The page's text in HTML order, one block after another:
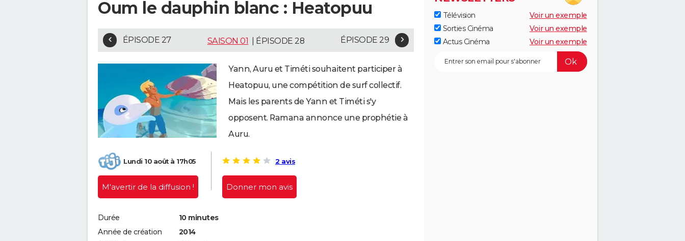
Oum le dauphin blanc : Heatopuu
ÉPISODE 27 SAISON 01 | ÉPISODE 28 ÉPISODE 29
Yann, Auru et Timéti souhaitent participer à
Heatopuu, une compétition de surf collectif.
Mais les parents de Yann et Timéti s'y
opposent. Ramana annonce une prophétie à
Auru.
Lundi 10 août à 17h05
M'avertir de la diffusion !
2 avis
Donner mon avis
Durée
10 minutes
Année de création
2014
Télévision
Voir un exemple
Sorties Cinéma
Voir un exemple
Actus Cinéma
Voir un exemple